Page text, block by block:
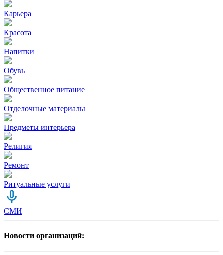
Карьера
Красота
Напитки
Обувь
Общественное питание
Отделочные материалы
Предметы интерьера
Религия
Ремонт
Ритуальные услуги
СМИ
Новости организаций: